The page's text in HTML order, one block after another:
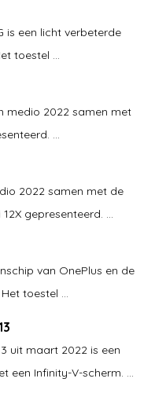
is een licht verbeterde
toestel ...
medio 2022 samen met
...
2022 samen met de
gepresenteerd. ...
van OnePlus en de
toestel ...
uit maart 2022 is een
een Infinity-V-scherm. ...